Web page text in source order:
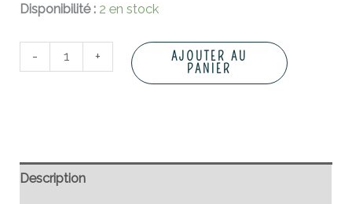
Disponibilité : 2 en stock
- +
AJOUTER AU
PANIER
Description